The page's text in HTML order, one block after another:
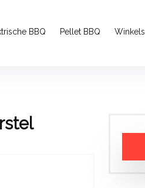
BBQ Pellet BBQ Winkels